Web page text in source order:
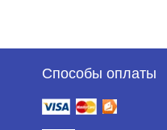
Способы оплаты